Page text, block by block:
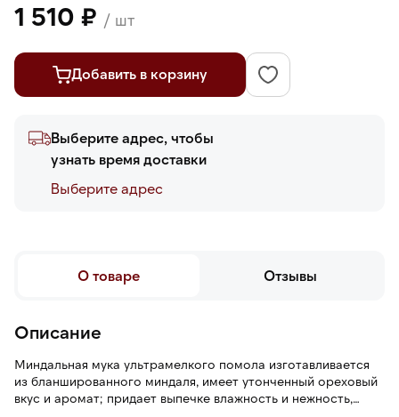
1 510 ₽ / шт
Добавить в корзину
Выберите адрес, чтобы
узнать время доставки
Выберите адреc
О товаре Отзывы
Описание
Миндальная мука ультрамелкого помола изготавливается
из бланшированного миндаля, имеет утонченный ореховый
вкус и аромат; придает выпечке влажность и нежность,